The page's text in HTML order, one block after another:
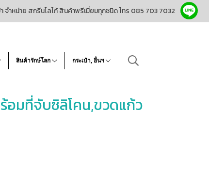
จำหน่าย สกรีนโลโก้ สินค้าพรีเมี่ยมทุกชนิด โทร 085 703 7032
สินค้ารักษ์โลก กระเป๋า, อื่นฯ
อมที่จับซิลิโคน,ขวดแก้ว